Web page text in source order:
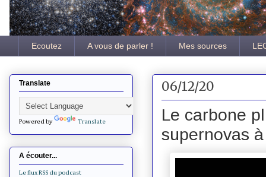
Ecoutez A vous de parler ! Mes sources
06/12/20
Le carbone
supernovas
Translate
Powered by Translate
A écouter...
Le flux RSS du podcast